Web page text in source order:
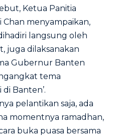
Ketua Panitia
menyampaikan,
langsung oleh
juga dilaksanakan
Gubernur Banten
tema
Banten’.
pelantikan saja, ada
momentnya ramadhan,
buka puasa bersama